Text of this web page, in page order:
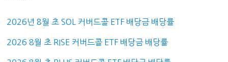
2026년 8월 초 SOL 커버드콜 ETF 배당금 배당률
2026 8월 초 RISE 커버드콜 ETF 배당금 배당률